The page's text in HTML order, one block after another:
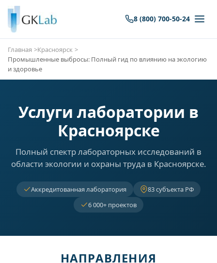
8 (800) 700-50-24
Главная
Красноярск
Промышленные выбросы: Полный гид по влиянию на экологию
и здоровье
Услуги лаборатории в
Красноярске
Полный спектр лабораторных исследований в
области экологии и охраны труда в Красноярске.
Аккредитованная лаборатория
83 субъекта РФ
6 000+ проектов
НАПРАВЛЕНИЯ